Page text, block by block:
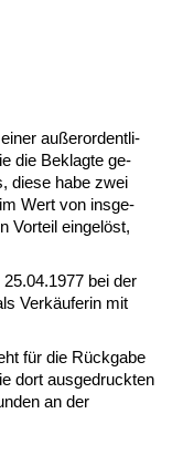
außer­or­dent­li­
die Be­klag­te ge­
die­se ha­be zwei
Wert von ins­ge­
Vor­teil ein­gelöst,
bei der
Verkäufe­r­in mit
für die Rück­ga­be
dort aus­ge­druck­ten
an der